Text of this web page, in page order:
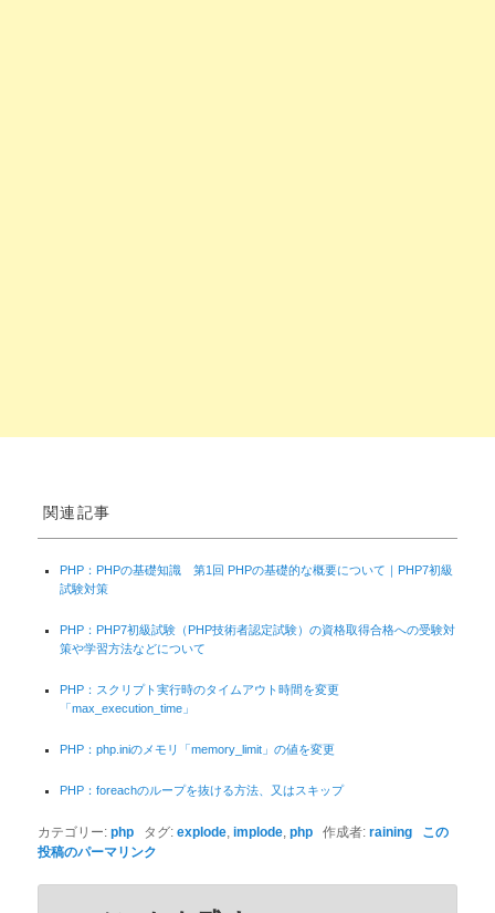
関連記事
PHP：PHPの基礎知識 第1回 PHPの基礎的な概要について｜PHP7初級
試験対策
PHP：PHP7初級試験（PHP技術者認定試験）の資格取得合格への受験対
策や学習方法などについて
PHP：スクリプト実行時のタイムアウト時間を変更
「max_execution_time」
PHP：php.iniのメモリ「memory_limit」の値を変更
PHP：foreachのループを抜ける方法、又はスキップ
カテゴリー:php タグ:explode,implode,php 作成者:raining
この
投稿のパーマリンク